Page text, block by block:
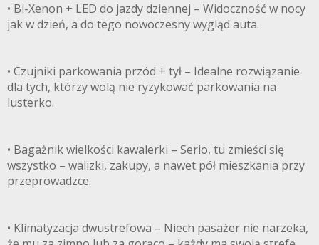
• Bi-Xenon + LED do jazdy dziennej – Widoczność w nocy
jak w dzień, a do tego nowoczesny wygląd auta.
• Czujniki parkowania przód + tył – Idealne rozwiązanie
dla tych, którzy wolą nie ryzykować parkowania na
lusterko.
• Bagażnik wielkości kawalerki – Serio, tu zmieści się
wszystko – walizki, zakupy, a nawet pół mieszkania przy
przeprowadzce.
• Klimatyzacja dwustrefowa – Niech pasażer nie narzeka,